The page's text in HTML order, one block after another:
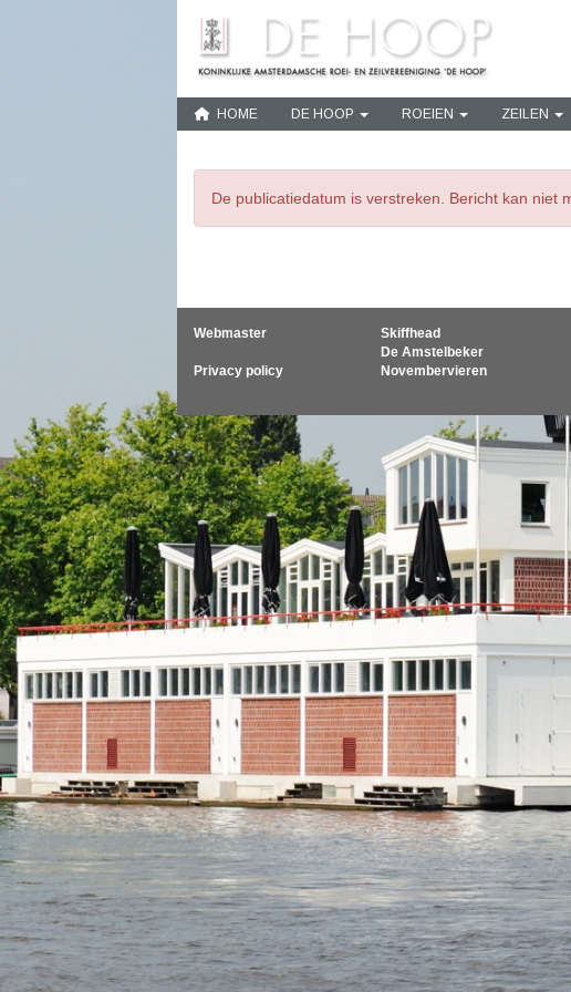
HOME DE HOOP ROEIEN ZEILEN
De publicatiedatum is verstreken. Bericht kan niet
Webmaster
Privacy policy
Skiffhead
De Amstelbeker
Novembervieren